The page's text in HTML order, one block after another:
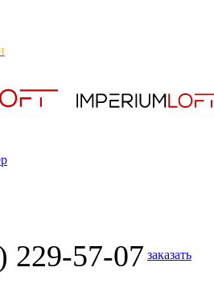
229-57-07 заказать